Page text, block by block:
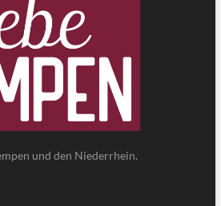
und den Niederrhein.